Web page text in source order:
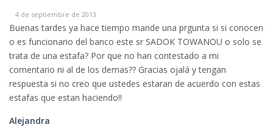
4 de septiembre de 2013
Buenas tardes ya hace tiempo mande una prgunta si si conocen
o es funcionario del banco este sr SADOK TOWANOU o solo se
trata de una estafa? Por que no han contestado a mi
comentario ni al de los demas?? Gracias ojalá y tengan
respuesta si no creo que ustedes estaran de acuerdo con estas
estafas que estan haciendo!!
Alejandra